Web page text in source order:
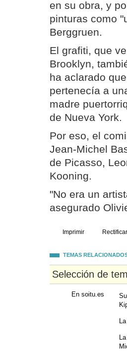
en su obra, y
pinturas como
Berggruen.
El grafiti, que
Brooklyn,
ha aclarado
pertenecía a
madre
de Nueva York.
Por eso, el
Jean-Michel
de Picasso,
Kooning.
"No era un
asegurado
Imprimir Rectificar
TEMAS
Selección de
En soitu.es